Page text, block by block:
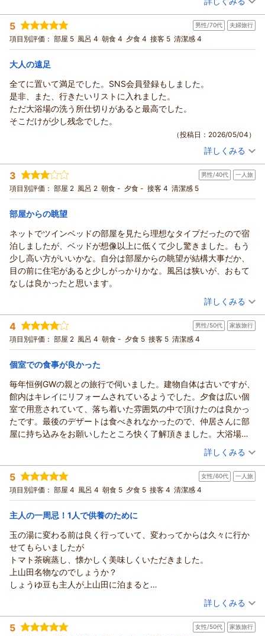
毎年、両親とは「年に３回ほど、温泉旅館に泊まりにいく」とい
うのを、ここ１５年ほどしているので、かなりの数の温泉旅館を
利用していますが、
ぜひまた利用したいです。
ありがとうございました。
室温泉で、贅沢なひとときをゆったりとお過ごしいただけたご
様子を伺い、何よりでございます。大浴場も混雑なく、ご両親
様とご一緒に安心してお楽しみいただけたとのこと、心から安
堵いたしました。
お料理につきましても、特に牛肉の朴葉焼きをお気に召してい
食べた中で一番おいしかった」とのお言葉は、厨房スタッフに
とって何よりの励みでございます。お食事処の備品や設えにつ
きましても細やかにご覧いただき、快適にお過ごしいただけま
したことを光栄に存じます。
長年多くの温泉旅館へ足を運ばれている中で、トップクラスと
のお言葉をいただけたことを大変嬉しく思っております。
同心よりお待ち申し上げております。本当にありがとうござい
ました。
玉の湯 池田
部屋は離れではなくツインの部屋で狭い感じはありましたが嫌な
感じはなかったです。部屋風呂はシャワールームだけありまし
た。
おらず1人でのんびり入る事が出来ました。
食事は個室でした。他の方を気にする事なく食事が出来ました。
夕食はメニュー表があり手の込んだ美味しい会席料理でした。量
も丁度良かったです。
朝食も副菜系が多く品数が多い為お腹一杯食べられました。
こちらの宿は宿泊部屋が少ないようでガヤガヤした感じがなく落
また泊まりに行きたいと思う宿でした。
宿泊時期： 2026年05月宿泊 (夫婦旅行)
投稿者： めーちゃんさん
宿泊プラン： 【本館宿泊｜基本企画】本館『陶然閣』１泊２食 ●個室食
●
ツイン 朝・夕 朝/個室利用 夕/個室利用
宿泊価格帯：
信州戸倉上山田温泉 玉の湯からの返信
この度は当館にご宿泊いただき、誠にありがとうございまし
た。
また、ご夫婦での大切なご旅行に当館をお選びいただきました
さらに、館内や温泉、お食事、スタッフの対応に至るまで、温
かいご感想をお寄せいただきましたこと、重ねて御礼申し上げ
ます。
ご到着時のお出迎えやウェルカムドリンク、また裸足でお過ご
しいただく当館のスタイルにつきましても、お気に召していた
だけたご様子を嬉しく拝読いたしました。
けたとのこと、何よりでございます。
また、お食事につきましても、夕食・朝食ともにご満足いただ
けたご様子を伺い、料理長をはじめスタッフ一同大変励みとな
っております。
「また泊まりに行きたい」とのお言葉を励みに、これからも心
地よいご滞在を提供できますよう努めてまいります。ありがと
玉の湯 池田
（返信日：2026/05/10）
5 男性/70代 夫婦旅行
項目別評価： 部屋 5 風呂 4 朝食 4 夕食 4 接客 5 清潔感 4
大人の遠足
全てに置いて満足でした。SNS会員登録もしました。
是非、また、行きたいリストに入れました。
ただ大浴場の洗う所仕切りがあると最高でした。
そこだけが少し残念でした。
（投稿日：2026/05/04）
投稿者： カズさん(男性/70代)
宿泊プラン： 【平日割│60才以上】温泉付離れ『美松亭』【1泊2食：お料理
少なめ♪スタンダード】 ●個室食●
和洋室 朝・夕
朝/個室利用
夕/個室利用
宿泊価格帯： 24,001～25,000円(大人一人あたり/税込)
信州戸倉上山田温泉 玉の湯からの返信
この度は当館をご利用いただき、誠にありがとうございまし
た。
「全てにおいて満足」というこの上ないお言葉を頂戴し、スタ
ッフ一同大変嬉しく拝読いたしました。
SNSの会員登録もしていただいたとのこと、重ねて御礼申し上
げます。当館の最新情報や季節の移ろいをお届けしてまいりま
すので、ぜひ「また行きたいリスト」の最上位に置いていただ
ければ幸いです。
一方で、大浴場の洗い場につきまして貴重なご意見をお寄せい
ただきありがとうございます。
ただき、より心地よくお過ごしいただけるよう努めてまいりま
す。
信州は四季折々で異なる趣をお楽しみいただけますので、ぜひ
また季節を変えてお越しくださいませ。スタッフ一同、心より
お待ち申し上げております。
（返信日：2026/05/11）
詳しくみる
3 男性/40代 一人旅
項目別評価： 部屋 2 風呂 2 朝食 - 夕食 - 接客 4 清潔感 5
部屋からの眺望
ネットでツインベッドの部屋を見たら理想なタイプだったので宿
泊しましたが、ベッドが想像以上に低くて少し驚きました。もう
少し高い方がいいかな。自分は部屋からの眺望が結構大事だか、
目の前に住宅があると少しがっかりかな。風呂は狭いが、おもて
なしは良かったと思います。
（投稿日：2026/05/03）
宿泊時期： 2026年04月宿泊 (一人旅)
投稿者： シゲさん(男性/40代)
宿泊プラン： 【素泊まりプラン】＼おひとり様も歓迎／気軽に気ままに温泉
満喫
ツイン 食事なし
宿泊価格帯： 14,001～15,000円(大人一人あたり/税込)
信州戸倉上山田温泉 玉の湯からの返信
この度は当館をご利用いただき、誠にありがとうございまし
た。また、おもてなしについて温かいお言葉を頂戴し、スタッ
フ一同心より感謝申し上げます。
当館のツインベッドのお部屋をお選びいただいたとのこと、重
ねて御礼申し上げます。ベッドの高さにつきましては、実際に
ご利用いただいた際のご実感を共有いただきありがとうござい
ます。今後の客室づくりの貴重な参考意見として承りました。
また、眺望につきましても率直なご感想をありがとうございま
す。当館は温泉街の中に位置しているため、お部屋によっては
建物が目に入るなど、ご期待に沿いきれない面があったかと存
ておりますが
頂戴したお声を大切に、より一層ご満足いただける宿を目指し
てまいります。季節を変えてのまたのお越しを、スタッフ一同
心よりお待ち申し上げております。ありがとうございました。
玉の湯 池田
（返信日：2026/05/08）
詳しくみる
4 男性/50代 家族旅行
項目別評価： 部屋 2 風呂 4 朝食 - 夕食 5 接客 5 清潔感 4
個室での食事が良かった
毎年恒例GWの親との旅行で伺いました。建物自体は古いですが、
館内はキレイにリフォームされているようでした。夕食は広い個
室で用意されていて、落ち着いた雰囲気の中で頂けたのは良かっ
たです。最後のデザートは食べきれなかったので、仲居さんに部
屋に持ち込みをお願いしたところ快く了解頂きました。大浴場は
(戸倉はどこでも同じなのかもしれないが)熱かったので入れず、外
の露天風呂が丁度気持ち良く入れました。ちょっと残念だったの
は、せっかくの料理の煮物が冷めていた事と、特に部屋トイレの
床がミシミシと音が鳴りうるさく、トイレ本体もかなり古いよう
で不快なところはありました。ただ、全体としては従業員の方の
の良い温泉旅行となりました。
（投稿日：2026/05/02）
宿泊時期： 2026年04月宿泊 (家族旅行)
投稿者： ぽんたさん
宿泊プラン： 【本館宿泊｜1泊夕食プラン】本館『陶然閣』１泊夕食 ●個室
食●
和室 夕のみ 夕/個室利用
宿泊価格帯： 17,001～18,000円(大人一人あたり/税込)
信州戸倉上山田温泉 玉の湯からの返信
この度は当館にご宿泊いただき誠にありがとうございました。
また、毎年恒例のご家族旅行に当館をお選びいただきましたこ
と、心よりお礼申し上げます。
館内では、快適にお過ごしいただけたご様子を伺い大変嬉しく
温泉につきましては、露天風呂を心地よくご利用いただけたと
のこと、大変嬉しく存じます。当館の温泉は源泉かけ流しのた
詳しくみる
5 女性/60代 一人旅
項目別評価： 部屋 4 風呂 4 朝食 5 夕食 5 接客 4 清潔感 4
主人の一周忌！1人で供養のために
玉の湯に変わる前は良く行っていて、変わってからは久々に行か
せてもらいましたが
トマト茶碗蒸し、懐かしく美味しくいただきました。
上山田名物なのでしょうか？
しょうゆ豆も主人が上山田に泊まると
良くお土産に買ってきてくれたのを思い出しました。
幸せな気持ちになれました。
お部屋についてる内風呂も
（投稿日：2026/04/29）
宿泊時期： 2026年04月宿泊 (一人旅)
投稿者： Pinkyさん
詳しくみる
5 女性/50代 家族旅行